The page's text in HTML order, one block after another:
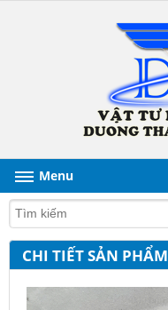
Menu
CHI TIẾT SẢN PHẨM